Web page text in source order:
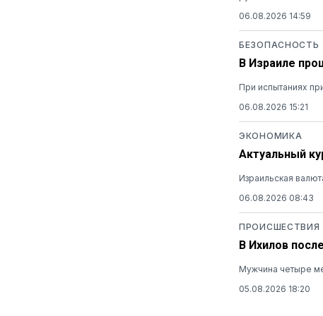
06.08.2026 14:59
БЕЗОПАСНОСТЬ
В Израиле
При испытаниях
06.08.2026 15:21
ЭКОНОМИКА
Актуальный
Израильская
06.08.2026 08:43
ПРОИСШЕСТВИЯ
В Ихилов
Мужчина четыре
05.08.2026 18:20